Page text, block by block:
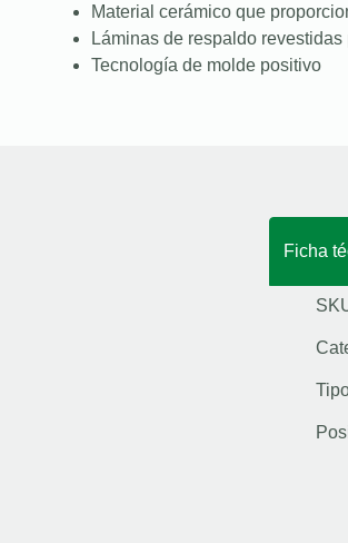
Material cerámico que
Láminas de respaldo
Tecnología de molde positivo
Ficha